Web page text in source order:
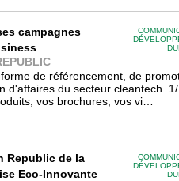
campagnes
de référencement, de
d'affaires du secteur cleantech. 1/
vos brochures, vos vi…
Republic de la
Eco-Innovante